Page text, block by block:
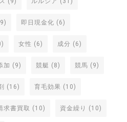
即日現金化 (6)
女性 (6) 成分 (6)
加 (9) 競艇 (8) 競馬 (9)
(16) 育毛効果 (10)
求書買取 (10) 資金繰り (10)